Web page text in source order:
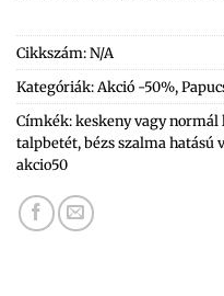
Cikkszám:N/A
Kategóriák:Akció -50%,
Címkék:keskeny vagy
talpbetét,bézs szalma hatású
akcio50